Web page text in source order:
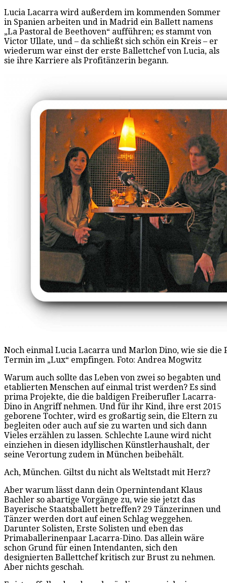
Lucia Lacarra wird außerdem im kommenden Sommer
in Spanien arbeiten und in Madrid ein Ballett namens
„La Pastoral de Beethoven“ aufführen; es stammt von
Victor Ullate, und – da schließt sich schön ein Kreis – er
wiederum war einst der erste Ballettchef von Lucia, als
sie ihre Karriere als Profitänzerin begann.
Noch einmal Lucia Lacarra und Marlon Dino, wie sie die
Termin im „Lux“ empfingen. Foto: Andrea Mogwitz
Warum auch sollte das Leben von zwei so begabten und
etablierten Menschen auf einmal trist werden? Es sind
prima Projekte, die die baldigen Freiberufler Lacarra-
Dino in Angriff nehmen. Und für ihr Kind, ihre erst 2015
geborene Tochter, wird es großartig sein, die Eltern zu
begleiten oder auch auf sie zu warten und sich dann
Vieles erzählen zu lassen. Schlechte Laune wird nicht
einziehen in diesen idyllischen Künstlerhaushalt, der
seine Verortung zudem in München beibehält.
Ach, München. Giltst du nicht als Weltstadt mit Herz?
Aber warum lässt dann dein Opernintendant Klaus
Bachler so abartige Vorgänge zu, wie sie jetzt das
Bayerische Staatsballett betreffen? 29 Tänzerinnen und
Tänzer werden dort auf einen Schlag weggehen.
Darunter Solisten, Erste Solisten und eben das
Primaballerinenpaar Lacarra-Dino. Das allein wäre
schon Grund für einen Intendanten, sich den
designierten Ballettchef kritisch zur Brust zu nehmen.
Aber nichts geschah.